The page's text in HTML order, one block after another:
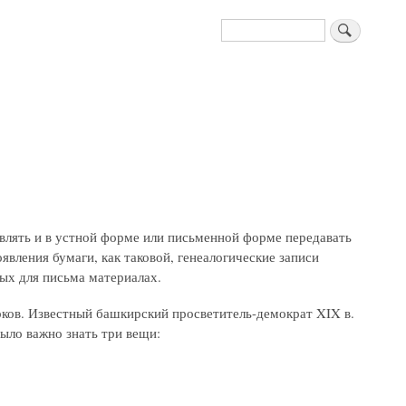
Поиск
и в устной форме или письменной форме передавать
бумаги, как таковой, генеалогические записи
для письма материалах.
Известный башкирский просветитель-демократ XIX в.
важно знать три вещи: